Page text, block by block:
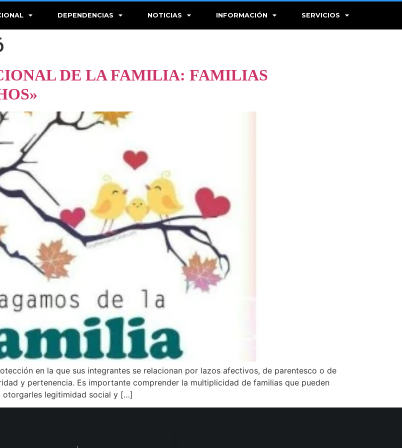
DEPENDENCIAS NOTICIAS INFORMACIÓN SERVICIOS
DE LA FAMILIA: FAMILIAS
en la que sus integrantes se relacionan por lazos afectivos, de parentesco o de
y pertenencia. Es importante comprender la multiplicidad de familias que pueden
otorgarles legitimidad social y […]